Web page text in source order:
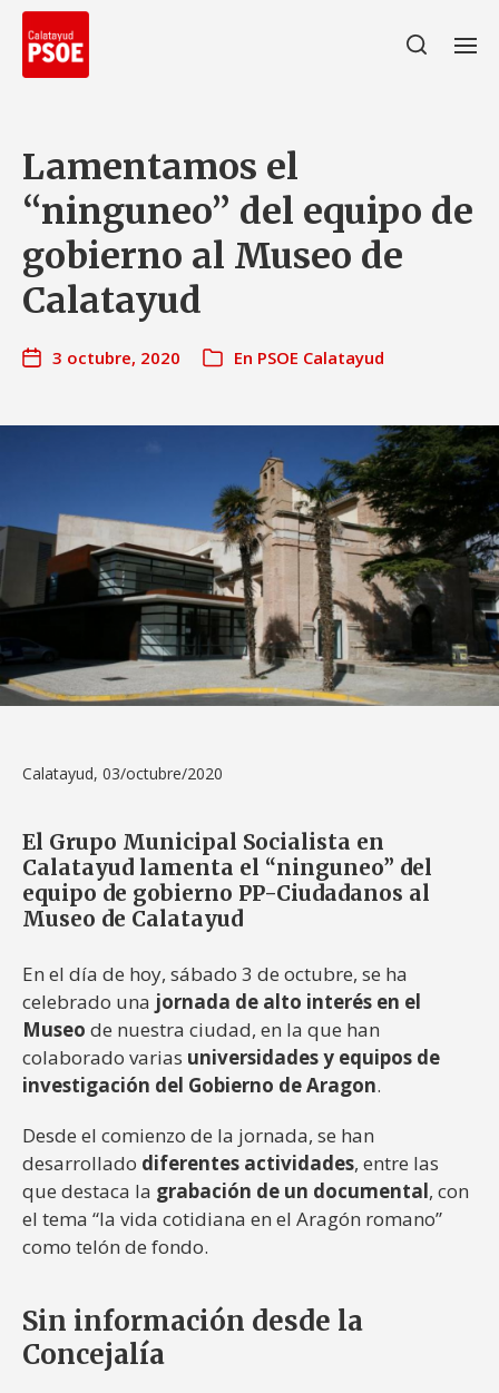
Lamentamos el
“ninguneo” del equipo de
gobierno al Museo de
Calatayud
3 octubre, 2020 En PSOE Calatayud
Calatayud, 03/octubre/2020
El Grupo Municipal Socialista en
Calatayud lamenta el “ninguneo” del
equipo de gobierno PP-Ciudadanos al
Museo de Calatayud
En el día de hoy, sábado 3 de octubre, se ha
celebrado una jornada de alto interés en el
Museo de nuestra ciudad, en la que han
colaborado varias universidades y equipos de
investigación del Gobierno de Aragon.
Desde el comienzo de la jornada, se han
desarrollado diferentes actividades, entre las
que destaca la grabación de un documental, con
el tema “la vida cotidiana en el Aragón romano”
como telón de fondo.
Sin información desde la
Concejalía